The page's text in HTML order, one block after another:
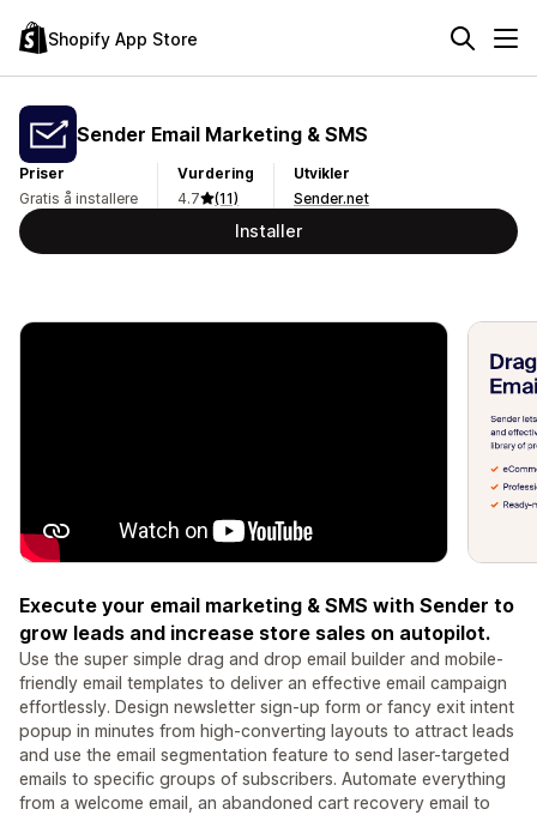
Shopify App Store
Sender Email Marketing & SMS
Priser
Gratis å installere
Vurdering
4.7
(11)
Utvikler
Sender.net
Installer
Execute your email marketing & SMS with Sender to
grow leads and increase store sales on autopilot.
Use the super simple drag and drop email builder and mobile-
friendly email templates to deliver an effective email campaign
effortlessly. Design newsletter sign-up form or fancy exit intent
popup in minutes from high-converting layouts to attract leads
and use the email segmentation feature to send laser-targeted
emails to specific groups of subscribers. Automate everything
from a welcome email, an abandoned cart recovery email to